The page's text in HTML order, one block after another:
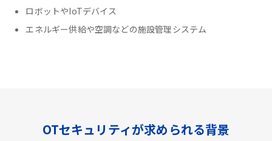
ロボットやIoTデバイス
エネルギー供給や空調などの施設管理システム
OTセキュリティが求められる背景